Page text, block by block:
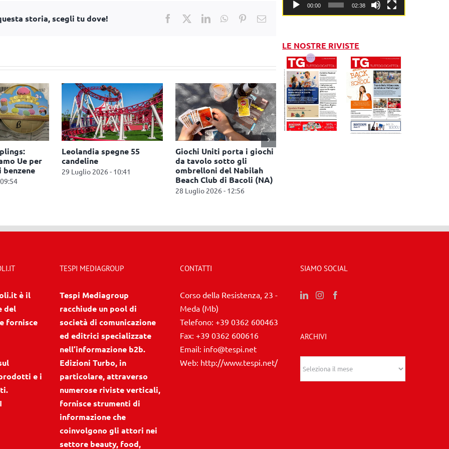
storia, scegli tu dove! Facebook LinkedInWhatsApp
PinterestEmail
Ue per
benzene
Leolandia spegne 55
candeline
29 Luglio 2026 - 10:41
Giochi Uniti porta i giochi
da tavolo sotto gli
ombrelloni del Nabilah
Beach Club di Bacoli (NA)
28 Luglio 2026 - 12:56
00:00 02:38
LE NOSTRE RIVISTE
è il
del
fornisce
e i
TESPI MEDIAGROUP
Tespi Mediagroup
racchiude un pool di
società di comunicazione
ed editrici specializzate
nell’informazione b2b.
Edizioni Turbo, in
particolare, attraverso
numerose riviste verticali,
fornisce strumenti di
informazione che
coinvolgono gli attori nei
settore beauty, food,
CONTATTI
Corso della Resistenza, 23 -
Meda (Mb)
Telefono: +39 0362 600463
Fax: +39 0362 600616
Email: info@tespi.net
Web: http://www.tespi.net/
SIAMO SOCIAL
ARCHIVI